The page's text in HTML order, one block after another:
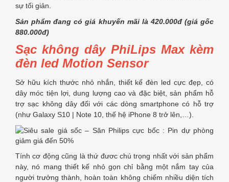
sự tối giản.
Sản phẩm đang có giá khuyến mãi là 420.000đ (giá gốc
880.000đ)
Sạc không dây PhiLips Max kèm
đèn led Motion Sensor
Sở hữu kích thước nhỏ nhắn, thiết kế đèn led cực đẹp, có
dây móc tiện lợi, dung lượng cao và đặc biệt, sản phẩm hỗ
trợ sạc không dây đối với các dòng smartphone có hỗ trợ
(như Galaxy S10 | Note 10, thế hệ iPhone 8 trở lên,…).
Tính cơ động cũng là thứ đươc chú trọng nhất với sản phẩm
này, nó mang thiết kế nhỏ gọn chỉ bằng một nắm tay của
người trưởng thành, hoàn toàn không chiếm nhiều diện tích